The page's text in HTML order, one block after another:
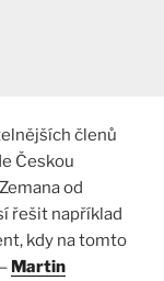
členů
Českou
od
řešit například
kdy na tomto
Martin